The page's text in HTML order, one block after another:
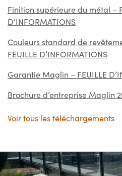
Finition supérieure du métal –
D’INFORMATIONS
Couleurs standard de
FEUILLE D’INFORMATIONS
Garantie Maglin – FEUILLE
Brochure d’entreprise Maglin
Voir tous les téléchargements